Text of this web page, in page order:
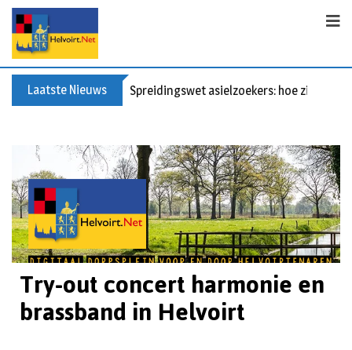
Laatste Nieuws Spreidingswet asielzoekers: hoe zit dat?
Try-out concert harmonie en
brassband in Helvoirt